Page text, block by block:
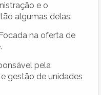
e o
algumas delas:
na oferta de
pela
gestão de unidades